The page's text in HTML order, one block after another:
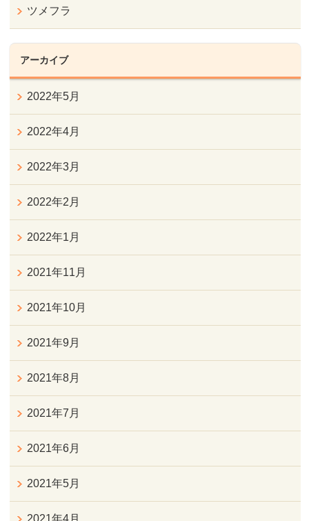
ツメフラ
アーカイブ
2022年5月
2022年4月
2022年3月
2022年2月
2022年1月
2021年11月
2021年10月
2021年9月
2021年8月
2021年7月
2021年6月
2021年5月
2021年4月